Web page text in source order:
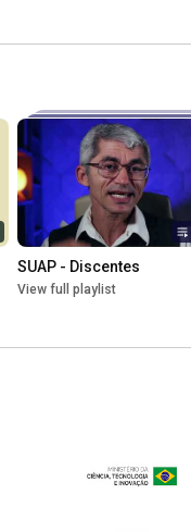
SUAP - Discentes
View full playlist